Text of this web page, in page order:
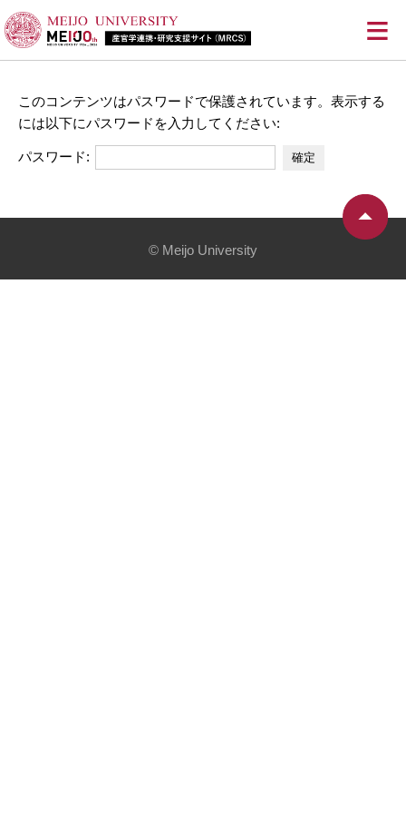
≡
このコンテンツはパスワードで保護されています。表示する
には以下にパスワードを入力してください:
パスワード:
© Meijo University